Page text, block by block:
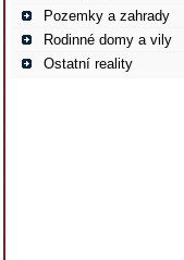
Pozemky a zahrady
Rodinné domy a vily
Ostatní reality